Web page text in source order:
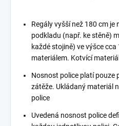
Regály vyšší než 180 cm
podkladu (např. ke stěně)
každé stojině) ve výšce
materiálem. Kotvící
Nosnost police platí pouze
zátěže. Ukládaný materiál
police
Uvedená nosnost police